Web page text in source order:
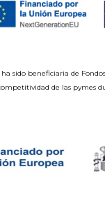
ha sido beneficiaria de
de las pymes